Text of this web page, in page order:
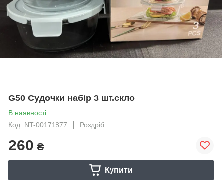
G50 Судочки набір 3 шт.скло
В наявності
Код: NT-00171877
Роздріб
260 ₴
Купити